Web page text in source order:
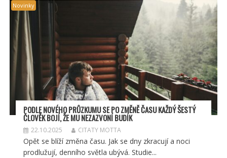
Novinky
PODLE NOVÉHO PRŮZKUMU SE PO ZMĚNĚ ČASU KAŽDÝ ŠESTÝ
ČLOVĚK BOJÍ, ŽE MU NEZAZVONÍ BUDÍK
22.10.2025 CITATY MOTTA
Opět se blíží změna času. Jak se dny zkracují a noci
prodlužují, denního světla ubývá. Studie...